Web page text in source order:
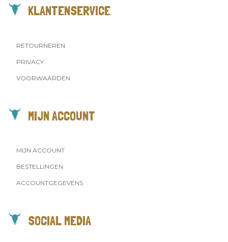
KLANTENSERVICE
RETOURNEREN
PRIVACY
VOORWAARDEN
MIJN ACCOUNT
MIJN ACCOUNT
BESTELLINGEN
ACCOUNTGEGEVENS
SOCIAL MEDIA